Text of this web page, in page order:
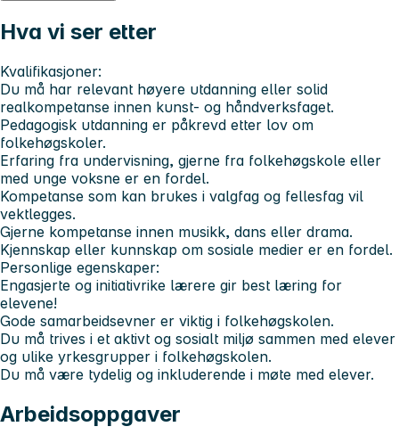
Hva vi ser etter
Kvalifikasjoner:
Du må har relevant høyere utdanning eller solid
realkompetanse innen kunst- og håndverksfaget.
Pedagogisk utdanning er påkrevd etter lov om
folkehøgskoler.
Erfaring fra undervisning, gjerne fra folkehøgskole eller
med unge voksne er en fordel.
Kompetanse som kan brukes i valgfag og fellesfag vil
vektlegges.
Gjerne kompetanse innen musikk, dans eller drama.
Kjennskap eller kunnskap om sosiale medier er en fordel.
Personlige egenskaper:
Engasjerte og initiativrike lærere gir best læring for
elevene!
Gode samarbeidsevner er viktig i folkehøgskolen.
Du må trives i et aktivt og sosialt miljø sammen med elever
og ulike yrkesgrupper i folkehøgskolen.
Du må være tydelig og inkluderende i møte med elever.
Arbeidsoppgaver